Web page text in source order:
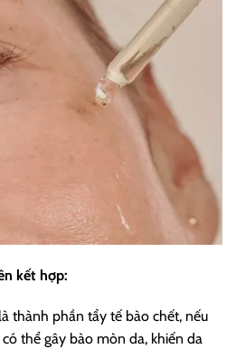
kết hợp:
thành phần tẩy tế bào chết, nếu
thể gây bào mòn da, khiến da